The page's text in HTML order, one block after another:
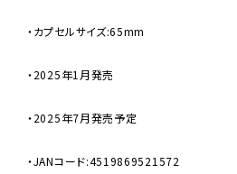
・カプセルサイズ:65mm
・2025年1月発売
・2025年7月発売予定
・JANコード:4519869521572